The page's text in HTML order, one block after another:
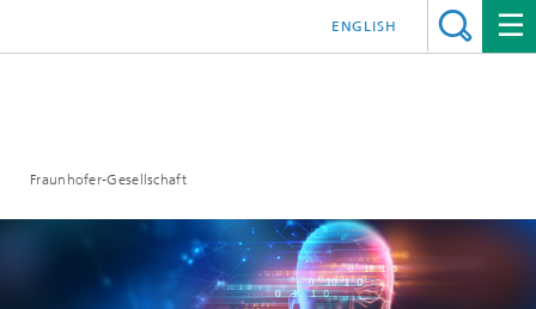
Fraunhofer-Gesellschaft
ENGLISH